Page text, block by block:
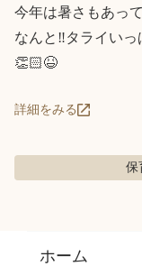
今年は暑さもあっ
なんと‼️タライい
👏🏻😆
詳細をみる
保
ホーム